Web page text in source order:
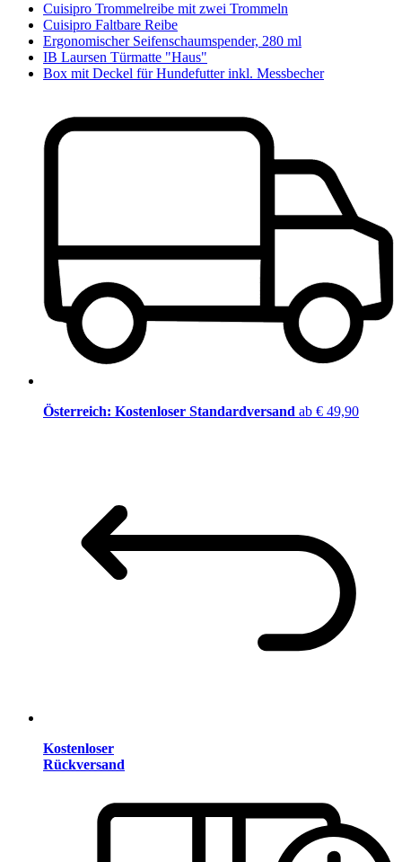
Cuisipro Trommelreibe mit zwei Trommeln
Cuisipro Faltbare Reibe
Ergonomischer Seifenschaumspender, 280 ml
IB Laursen Türmatte "Haus"
Box mit Deckel für Hundefutter inkl. Messbecher
Österreich: Kostenloser Standardversand ab € 49,90
Kostenloser
Rückversand